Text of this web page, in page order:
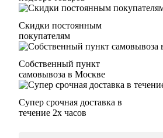
Скидки постоянным
покупателям
Собственный пункт
самовывоза в Москве
Супер срочная доставка в
течение 2х часов